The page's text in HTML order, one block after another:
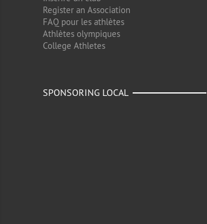
Register an Association
FAQ pour les athlètes
Athlètes olympiques
College Athletes
SPONSORING LOCAL